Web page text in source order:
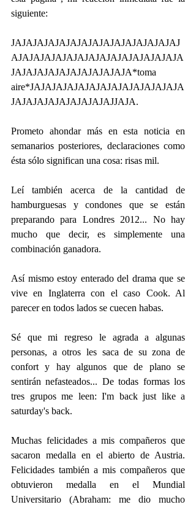
siguiente:
JAJAJAJAJAJAJAJAJAJAJAJAJAJAJAJ
AJAJAJAJAJAJAJAJAJAJAJAJAJAJAJA
JAJAJAJAJAJAJAJAJAJAJA*toma
aire*JAJAJAJAJAJAJAJAJAJAJAJAJAJA
JAJAJAJAJAJAJAJAJAJJAJA.
Prometo ahondar más en esta noticia en
semanarios posteriores, declaraciones como
ésta sólo significan una cosa: risas mil.
Leí también acerca de la cantidad de
hamburguesas y condones que se están
preparando para Londres 2012... No hay
mucho que decir, es simplemente una
combinación ganadora.
Así mismo estoy enterado del drama que se
vive en Inglaterra con el caso Cook. Al
parecer en todos lados se cuecen habas.
Sé que mi regreso le agrada a algunas
personas, a otros les saca de su zona de
confort y hay algunos que de plano se
sentirán nefasteados... De todas formas los
tres grupos me leen: I'm back just like a
saturday's back.
Muchas felicidades a mis compañeros que
sacaron medalla en el abierto de Austria.
Felicidades también a mis compañeros que
obtuvieron medalla en el Mundial
Universitario (Abraham: me dio mucho